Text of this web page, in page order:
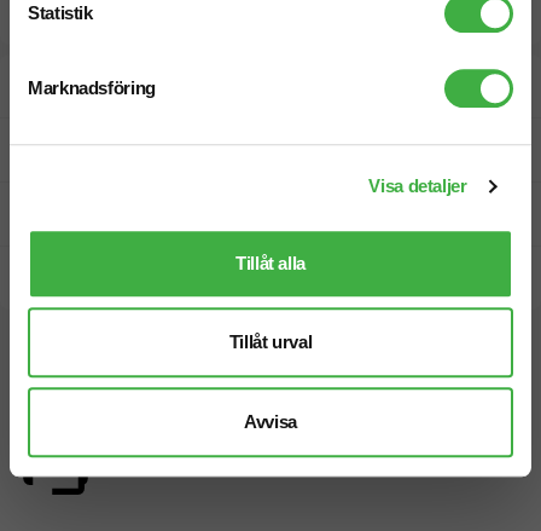
Statistik
Marknadsföring
Visa detaljer
Tillåt alla
Tillåt urval
Avvisa
Designskiss inom 1 h
Fri offert
Vi hjälper dig gärna!